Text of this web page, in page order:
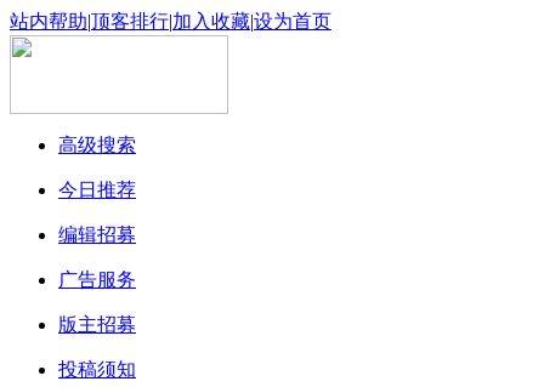
站内帮助|顶客排行|加入收藏|设为首页
高级搜索
今日推荐
编辑招募
广告服务
版主招募
投稿须知